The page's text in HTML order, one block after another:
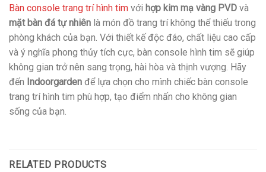
Bàn console trang trí hình tim với hợp kim mạ vàng PVD và
mặt bàn đá tự nhiên là món đồ trang trí không thể thiếu trong
phòng khách của bạn. Với thiết kế độc đáo, chất liệu cao cấp
và ý nghĩa phong thủy tích cực, bàn console hình tim sẽ giúp
không gian trở nên sang trọng, hài hòa và thịnh vượng. Hãy
đến Indoorgarden để lựa chọn cho mình chiếc bàn console
trang trí hình tim phù hợp, tạo điểm nhấn cho không gian
sống của bạn.
RELATED PRODUCTS